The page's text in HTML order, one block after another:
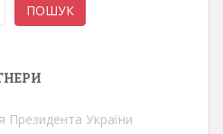
ПОШУК